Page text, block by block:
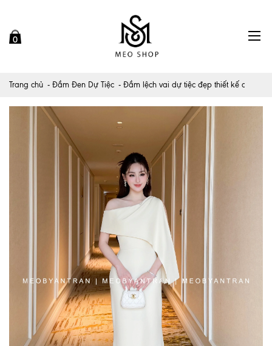
0
Trang chủ Đầm Đen Dự Tiệc Đầm lệch vai dự tiệc đẹp thiết kế dáng